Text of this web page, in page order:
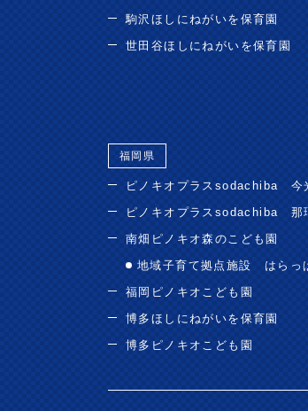
駒沢ほしにねがいを保育園
世田谷ほしにねがいを保育園
福岡県
ピノキオプラスsodachiba 今
ピノキオプラスsodachiba 那
南畑ピノキオ森のこども園
地域子育て拠点施設 はらっ
福岡ピノキオこども園
博多ほしにねがいを保育園
博多ピノキオこども園